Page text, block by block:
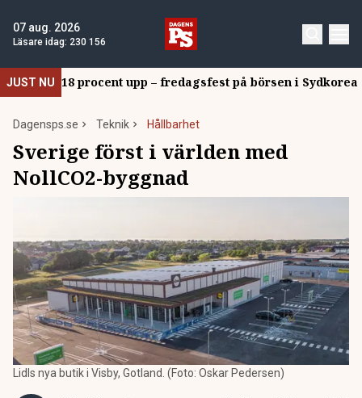
07 aug. 2026
Läsare idag: 230 156
JUST NU 18 procent upp – fredagsfest på börsen i Sydkorea
Dagensps.se Teknik Hållbarhet
Sverige först i världen med
NollCO2-byggnad
Lidls nya butik i Visby, Gotland. (Foto: Oskar Pedersen)